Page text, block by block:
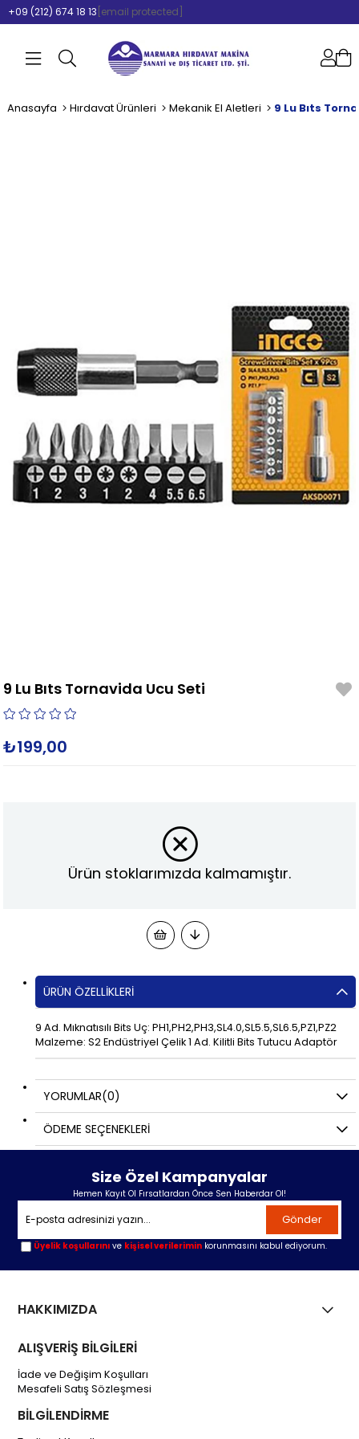
+09 (212) 674 18 13 [email protected]
Anasayfa Hırdavat Ürünleri Mekanik El Aletleri 9 Lu Bıts
9 Lu Bıts Tornavida Ucu Seti
₺199,00
Ürün stoklarımızda kalmamıştır.
ÜRÜN ÖZELLIKLERI
9 Ad. Mıknatısılı Bits Uç: PH1,PH2,PH3,SL4.0,SL5.5,SL6.5,PZ1,PZ2
Malzeme: S2 Endüstriyel Çelik 1 Ad. Kilitli Bits Tutucu Adaptör
YORUMLAR(0)
ÖDEME SEÇENEKLERI
Size Özel Kampanyalar
Hemen Kayıt Ol Fırsatlardan Önce Sen Haberdar Ol!
Gönder
Üyelik koşullarını ve kişisel verilerimin korunmasını kabul ediyorum.
HAKKIMIZDA
ALIŞVERİŞ BİLGİLERİ
İade ve Değişim Koşulları
Mesafeli Satış Sözleşmesi
BİLGİLENDİRME